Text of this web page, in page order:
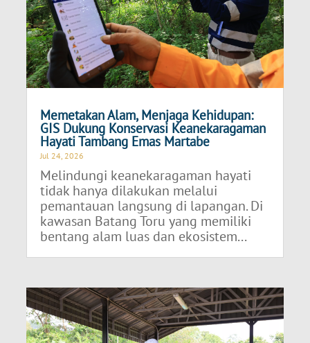
Memetakan Alam, Menjaga Kehidupan:
GIS Dukung Konservasi Keanekaragaman
Hayati Tambang Emas Martabe
Jul 24, 2026
Melindungi keanekaragaman hayati
tidak hanya dilakukan melalui
pemantauan langsung di lapangan. Di
kawasan Batang Toru yang memiliki
bentang alam luas dan ekosistem...